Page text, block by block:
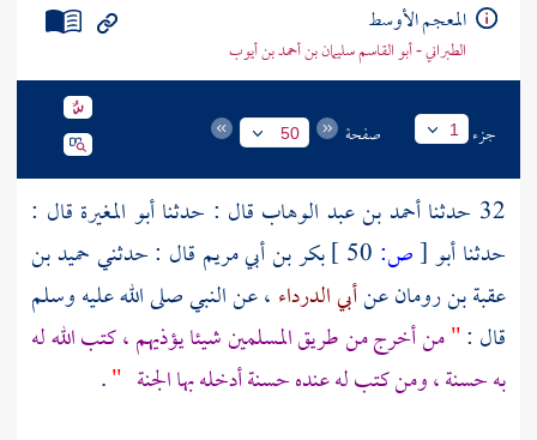
المعجم الأوسط
الطبراني - أبو القاسم سليمان بن أحمد بن أيوب
جزء 1 صفحة 50
32 حدثنا أحمد بن عبد الوهاب قال : حدثناأبو المغيرة قال :
حدثناأبو[ص: بكر بن أبي مريم قال : حدثنيحميد بن
عقبة بن رومانعنأبي الدرداء ، عن النبي صلى الله عليه وسلم
قال :"من أخرج من طريق المسلمين شيئا يؤذيهم ، كتب الله له
به حسنة ، ومن كتب له عنده حسنة أدخله بها الجنة "
.